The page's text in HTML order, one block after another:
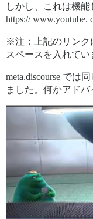
しかし、これは機能
https:// www.youtube.
※注：上記のリンク
スペースを入れてい
meta.discourse では
ました。何かアド